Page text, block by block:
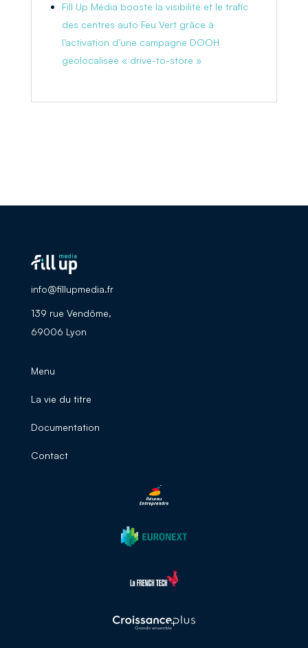
Fill Up Média booste la visibilité et le trafic
des centres auto Feu Vert grâce à
l’activation d’une campagne DOOH
géolocalisée « drive-to-store »
info@fillupmedia.fr
139 rue Vendôme,
69006 Lyon
Menu
La vie du titre
Documentation
Contact